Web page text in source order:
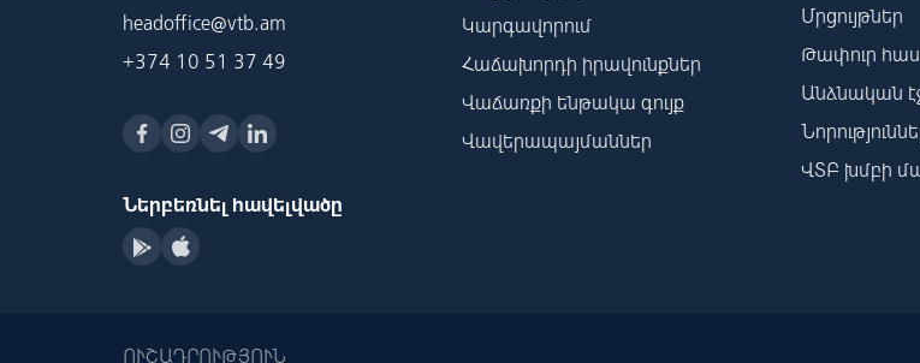
headoffice@vtb.am
+374 10 51 37 49
Ներբեռնել հավելվածը
Կարգավորում
Հաճախորդի իրավունքներ
Վաճառքի ենթակա գույք
Վավերապայմաններ
Մրցույթներ
Թափուր
Անձնական
ՎՏԲ խմբի
ՈՒՇԱԴՐՈՒԹՅՈՒՆ